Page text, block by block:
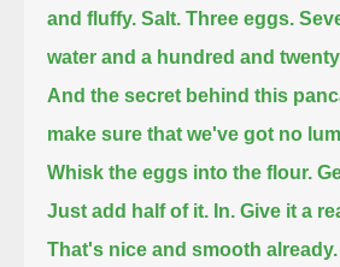
and fluffy. Salt. Three eggs.
water and a hundred and
And the secret behind this
make sure that we've got no
Whisk the eggs into the flour.
Just add half of it. In. Give it a
That's nice and smooth